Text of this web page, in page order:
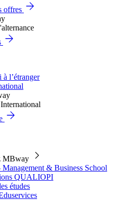
offres
à l’étranger
MBway
& Business School
QUALIOPI
études